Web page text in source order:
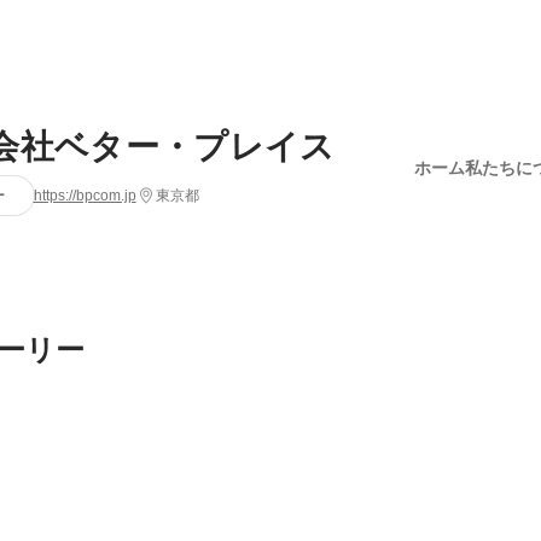
社ベター・プレイス
https://bpcom.jp 東京都
ホーム私たちに
リー